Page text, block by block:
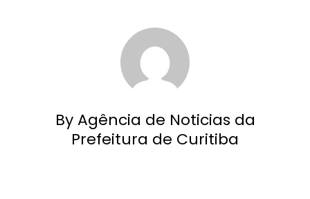
By Agência de Noticias da
Prefeitura de Curitiba